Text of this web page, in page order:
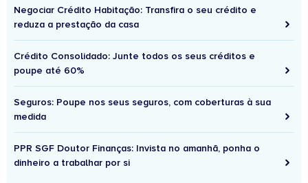
Negociar Crédito Habitação: Transfira o seu crédito e
reduza a prestação da casa
Crédito Consolidado: Junte todos os seus créditos e
poupe até 60%
Seguros: Poupe nos seus seguros, com coberturas à sua
medida
PPR SGF Doutor Finanças: Invista no amanhã, ponha o
dinheiro a trabalhar por si